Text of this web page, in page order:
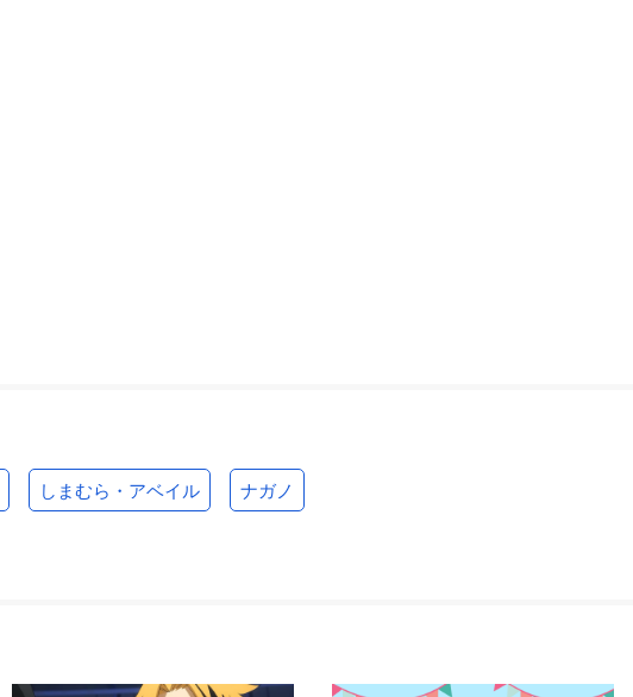
しまむら・アベイル ナガノ